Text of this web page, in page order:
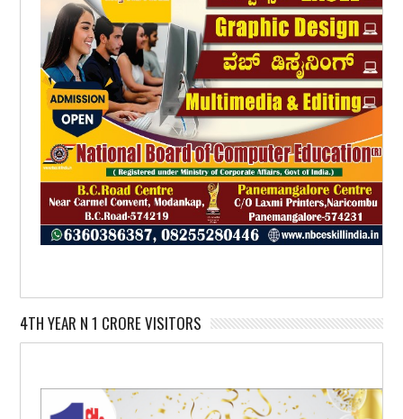
4TH YEAR N 1 CRORE VISITORS